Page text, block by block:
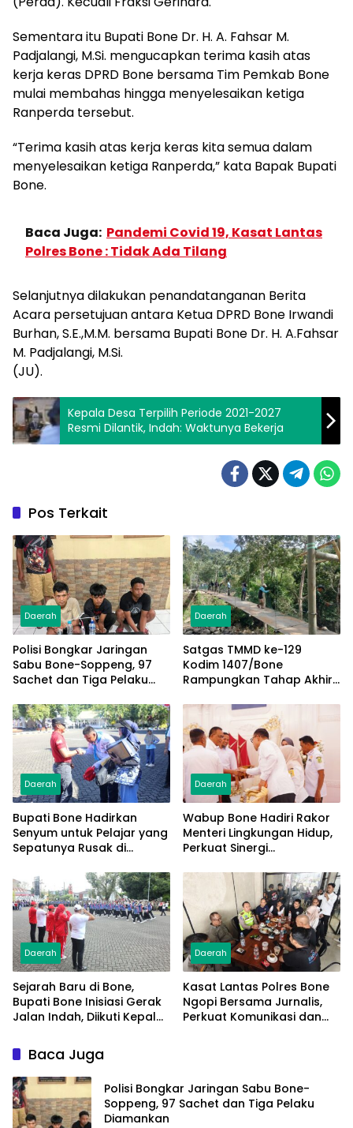
Sementara itu Bupati Bone Dr. H. A. Fahsar M.
Padjalangi, M.Si. mengucapkan terima kasih atas
kerja keras DPRD Bone bersama Tim Pemkab Bone
mulai membahas hingga menyelesaikan ketiga
Ranperda tersebut.
“Terima kasih atas kerja keras kita semua dalam
menyelesaikan ketiga Ranperda,” kata Bapak Bupati
Bone.
Baca Juga: Pandemi Covid 19, Kasat Lantas
Polres Bone : Tidak Ada Tilang
Selanjutnya dilakukan penandatanganan Berita
Acara persetujuan antara Ketua DPRD Bone Irwandi
Burhan, S.E.,M.M. bersama Bupati Bone Dr. H. A.Fahsar
M. Padjalangi, M.Si.
(JU).
Kepala Desa Terpilih Periode 2021-2027
Resmi Dilantik, Indah: Waktunya Bekerja
Pos Terkait
Daerah
Polisi Bongkar Jaringan
Sabu Bone-Soppeng, 97
Sachet dan Tiga Pelaku
Daerah
Satgas TMMD ke-129
Kodim 1407/Bone
Rampungkan Tahap Akhir
Pattuku, Jaring Pengaman
Mulai Terpasang
Daerah
Bupati Bone Hadirkan
Senyum untuk Pelajar yang
Sepatunya Rusak di
Kemerdekaan
Daerah
Wabup Bone Hadiri Rakor
Menteri Lingkungan Hidup,
Perkuat Sinergi
Modern
Daerah
Sejarah Baru di Bone,
Bupati Bone Inisiasi Gerak
Jalan Indah, Diikuti Kepala
Kabupaten
Daerah
Kasat Lantas Polres Bone
Ngopi Bersama Jurnalis,
Perkuat Komunikasi dan
Baca Juga
Polisi Bongkar Jaringan Sabu Bone-
Soppeng, 97 Sachet dan Tiga Pelaku
Diamankan